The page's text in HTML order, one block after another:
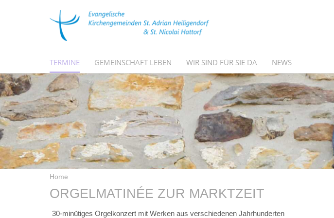
TERMINE GEMEINSCHAFT LEBEN WIR SIND FÜR SIE DA NEWS
Home
ORGELMATINÉE ZUR MARKTZEIT
30-minütiges Orgelkonzert mit Werken aus verschiedenen Jahrhunderten